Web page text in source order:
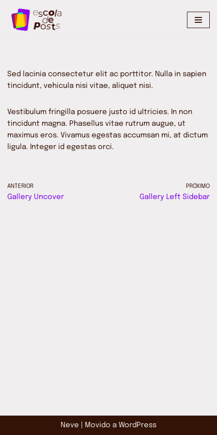
Pular
Sed lacinia consectetur elit ac porttitor. Nulla in sapien
tincidunt, vehicula nisi vitae, aliquet nisi.
Vestibulum fringilla posuere justo id ultricies. In non
tincidunt magna. Phasellus vitae rutrum augue, ut
maximus eros. Vivamus egestas accumsan mi, at dictum
ligula. Integer id egestas orci.
ANTERIOR
Gallery Uncover
PRÓXIMO
Gallery Left Sidebar
Neve | Movido a WordPress